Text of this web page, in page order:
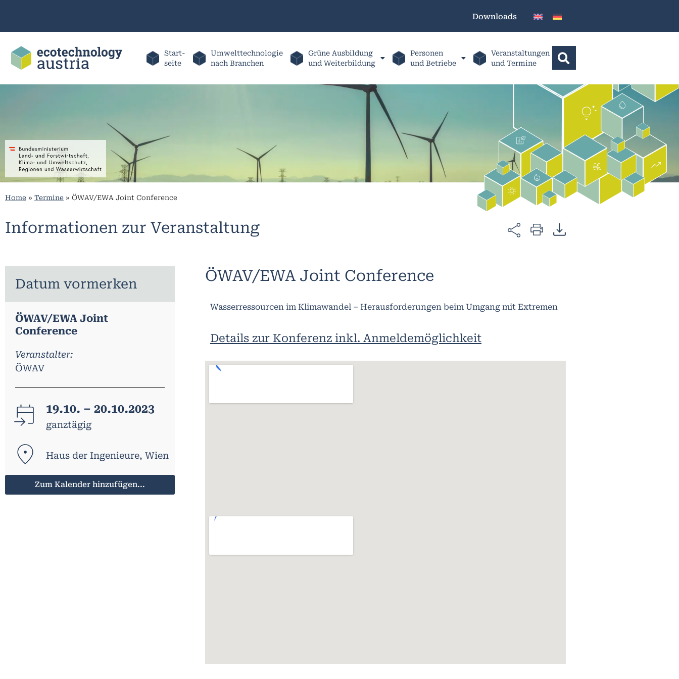
Downloads
Start-
seite
Umwelttechnologie
nach Branchen
Grüne Ausbildung
und Weiterbildung
Personen
und Betriebe
Veranstaltungen
und Termine
Home » Termine » ÖWAV/EWA Joint Conference
Informationen zur Veranstaltung
Datum vormerken
ÖWAV/EWA Joint
Conference
Veranstalter:
ÖWAV
19.10. – 20.10.2023
ganztägig
Haus der Ingenieure, Wien
Zum Kalender hinzufügen...
ÖWAV/EWA Joint Conference
Wasserressourcen im Klimawandel – Herausforderungen beim Umgang mit Extremen
Details zur Konferenz inkl. Anmeldemöglichkeit